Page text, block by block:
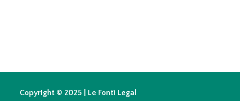
Copyright © 2025 | Le Fonti Legal